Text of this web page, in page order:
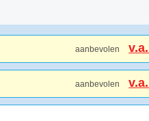
aanbevolen
aanbevolen